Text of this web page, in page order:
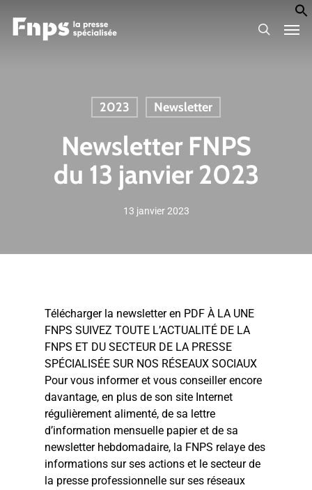
search
2023 Newsletter
Newsletter FNPS
du 13 janvier 2023
13 janvier 2023
Télécharger la newsletter en PDF À LA UNE
FNPS SUIVEZ TOUTE L’ACTUALITÉ DE LA
FNPS ET DU SECTEUR DE LA PRESSE
SPÉCIALISÉE SUR NOS RÉSEAUX SOCIAUX
Pour vous informer et vous conseiller encore
davantage, en plus de son site Internet
régulièrement alimenté, de sa lettre
d’information mensuelle papier et de sa
newsletter hebdomadaire, la FNPS relaye des
informations sur ses actions et le secteur de
la presse professionnelle sur ses réseaux